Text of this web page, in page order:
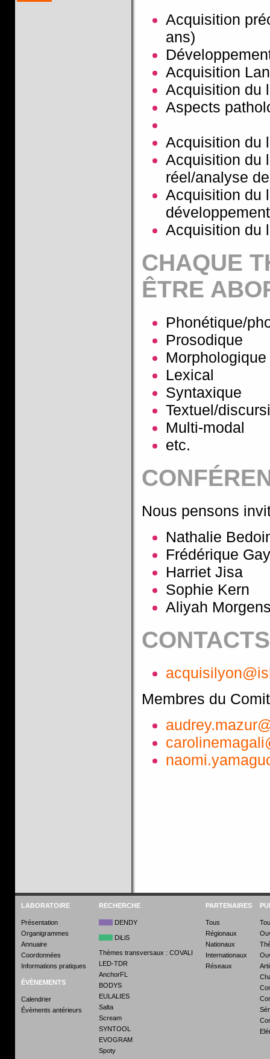
Acquisition
ans)
Acquisition
Acquisition du
Aspects
Acquisition du
Acquisition du
réel/analyse
Acquisition du
Acquisition du
CHAQUE
ÊTRE
Phonétique/
Prosodique
Morphologique
Lexical
Syntaxique
Textuel/
Multi-modal
etc.
Nous pensons
Nathalie
Frédérique
Harriet Jisa
Sophie Kern
Aliyah
CONTACTS
Membres du
LABORATOIRE
Présentation
Organigrammes
Annuaire
Coordonnées
Informations pratiques
ÉVÈNEMENTS
Calendrier
Évèments antérieurs
RECHERCHE
DENDY
DiLiS
Thèmes transversaux : COVALI
LED-TDR
AnchorFL
BODYS
EULALIES
Salta
Scream
SYNTOOL
EVOGRAM
Spoty
PARTENAIRES
Tous
Régionaux
Nationaux
Internationaux
Réseaux